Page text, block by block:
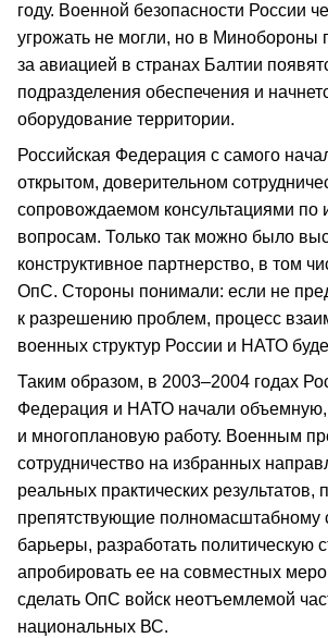
году. Военной безопасности России
угрожать не могли, но в Минобороны
за авиацией в странах Балтии
подразделения обеспечения и
оборудование территории.
Российская Федерация с самого
открытом, доверительном
сопровождаемом консультациями по
вопросам. Только так можно было
конструктивное партнерство, в том
ОпС. Стороны понимали: если не
к разрешению проблем, процесс
военных структур России и НАТО
Таким образом, в 2003–2004 годах
Федерация и НАТО начали
и многоплановую работу. Военным
сотрудничество на избранных
реальных практических результатов,
препятствующие полномасштабному
барьеры, разработать политическую
апробировать ее на совместных
сделать ОпС войск неотъемлемой
национальных ВС.